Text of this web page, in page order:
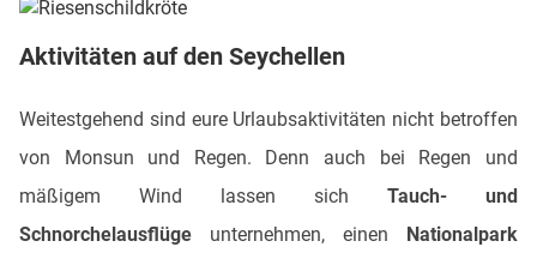
Aktivitäten auf den Seychellen
Weitestgehend sind eure Urlaubsaktivitäten nicht betroffen
von Monsun und Regen. Denn auch bei Regen und
mäßigem Wind lassen sich Tauch- und
Schnorchelausflüge unternehmen, einen Nationalpark